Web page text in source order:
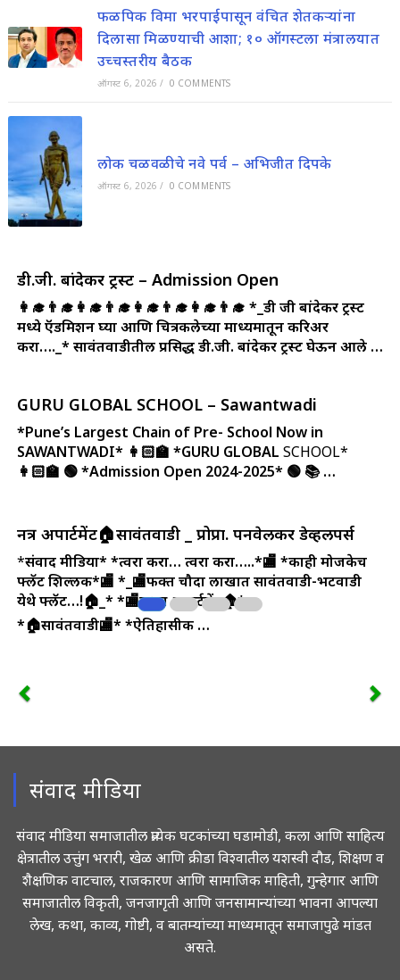
फळपिक विमा भरपाईपासून वंचित शेतकऱ्यांना
दिलासा मिळण्याची आशा; १० ऑगस्टला मंत्रालयात
उच्चस्तरीय बैठक
ऑगस्ट 6, 2026 / 0 COMMENTS
लोक चळवळीचे नवे पर्व – अभिजीत दिपके
ऑगस्ट 6, 2026 / 0 COMMENTS
डी.जी. बांदेकर ट्रस्ट – Admission Open
👩‍🎓👨‍🎓👩‍🎓👨‍🎓👩‍🎓👨‍🎓👩‍🎓👨‍🎓 *_डी जी बांदेकर ट्रस्ट
मध्ये ऍडमिशन घ्या आणि चित्रकलेच्या माध्यमातून करिअर
करा…._*सावंतवाडीतील प्रसिद्ध डी.जी. बांदेकर ट्रस्ट घेऊन आले …
GURU GLOBAL SCHOOL – Sawantwadi
*Pune’s Largest Chain of Pre- School Now in
SAWANTWADI* 👩🏻‍🏫 *GURU GLOBAL SCHOOL*
👩🏻‍🏫 🟢 *Admission Open 2024-2025* 🟢 📚 …
नक्षत्र अपार्टमेंट🏠सावंतवाडी _ प्रोप्रा. पनवेलकर डेव्हलपर्स
*संवाद मीडिया**त्वरा करा… त्वरा करा…..*🏬 *काही मोजकेच
फ्लॅट शिल्लक*🏬 *_🏬फक्त चौदा लाखात सावंतवाडी-भटवाडी
येथे फ्लॅट…!🏠_**🏬नक्षत्र अपार्टमेंट🏠*
*🏠सावंतवाडी🏬**ऐतिहासीक …
संवाद मीडिया
संवाद मीडिया समाजातील प्रत्येक घटकांच्या घडामोडी, कला आणि साहित्य
क्षेत्रातील उत्तुंग भरारी, खेळ आणि क्रीडा विश्वातील यशस्वी दौड, शिक्षण व
शैक्षणिक वाटचाल, राजकारण आणि सामाजिक माहिती, गुन्हेगार आणि
समाजातील विकृती, जनजागृती आणि जनसामान्यांच्या भावना आपल्या
लेख, कथा, काव्य, गोष्टी, व बातम्यांच्या माध्यमातून समाजापुढे मांडत
असते.